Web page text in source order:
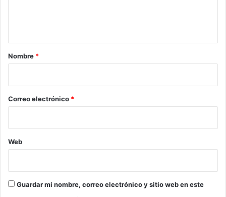
r
*
Nombre *
Correo electrónico *
Web
Guardar mi nombre, correo electrónico y sitio web en este